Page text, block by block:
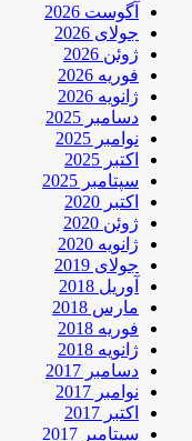
آگوست 2026
جولای 2026
ژوئن 2026
فوریه 2026
ژانویه 2026
دسامبر 2025
نوامبر 2025
اکتبر 2025
سپتامبر 2025
اکتبر 2020
ژوئن 2020
ژانویه 2020
جولای 2019
آوریل 2018
مارس 2018
فوریه 2018
ژانویه 2018
دسامبر 2017
نوامبر 2017
اکتبر 2017
سپتامبر 2017